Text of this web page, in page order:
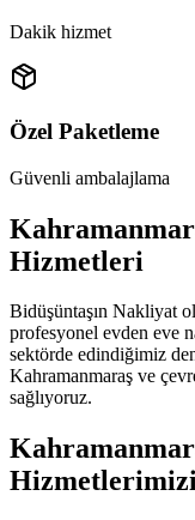
Dakik hizmet
Özel Paketleme
Güvenli ambalajlama
Hizmetleri
Bidüşüntaşın Nakliyat
profesyonel evden eve
sektörde edindiğimiz
Kahramanmaraş ve
sağlıyoruz.